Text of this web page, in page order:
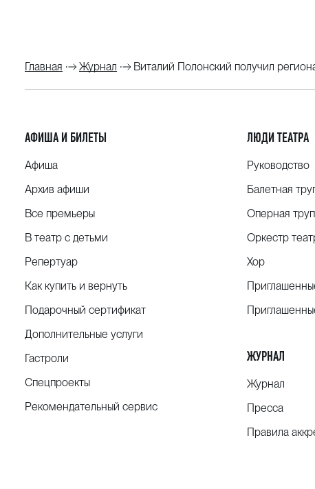
Главная Журнал Виталий Полонский получил
АФИША И БИЛЕТЫ
Афиша
Архив афиши
Все премьеры
В театр с детьми
Репертуар
Как купить и вернуть
Подарочный сертификат
Дополнительные услуги
Гастроли
Спецпроекты
Рекомендательный сервис
ЛЮДИ ТЕАТРА
Руководство
Балетная
Оперная
Оркестр
Хор
ЖУРНАЛ
Журнал
Пресса
Правила